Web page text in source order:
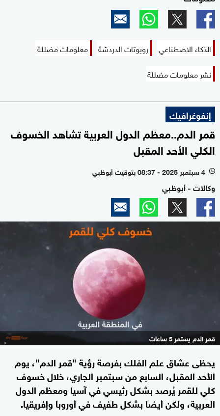
الذكاء الاصطناعي روبوتات الدردشة
معلومات مضللة
نشر معلومات مضللة
إنفوغرافيك
قمر الدم..معظم الدول العربية تشاهد الخسوف
الكلي الأحد المقبل
l 4 سبتمبر 2025 - 08:37 بتوقيت أبوظبي
وكالات - أبوظبي
قمر الدم يستمر 5 ساعات
يحظى عشاق علم الفلك بفرصة رؤية "قمر الدم"، يوم
الأحد المقبل، السابع من سبتمبر الجاري، خلال خسوف
كلي للقمر يُرصد بشكل رئيسي في آسيا ومعظم الدول
العربية، ولكن أيضا بشكل طفيف في أوروبا وإفريقيا.